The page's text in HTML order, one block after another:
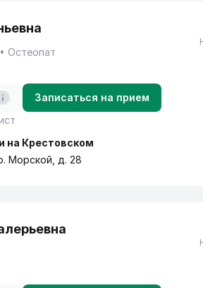
Остеопат
Записаться на прием
на Крестовском
Морской, д. 28